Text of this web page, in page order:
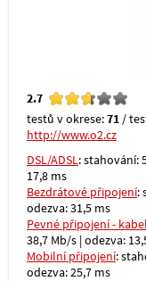
2.7
testů v okrese:71 /
http://www.o2.cz
DSL/ADSL: stahování:
17,8 ms
Bezdrátové připojení:
odezva: 31,5 ms
Pevné připojení -
38,7 Mb/s | odezva:
Mobilní připojení:
odezva: 25,7 ms